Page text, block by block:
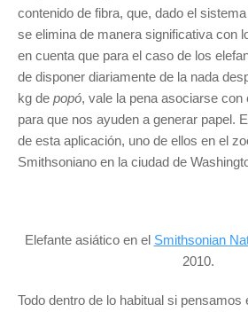
contenido de fibra, que, dado el
se elimina de manera significativa con
en cuenta que para el caso de los
de disponer diariamente de la nada
kg de popó, vale la pena asociarse con
para que nos ayuden a generar papel.
de esta aplicación, uno de ellos en el
Smithsoniano en la ciudad de
Elefante asiático en el Smithsonian
2010.
Todo dentro de lo habitual si pensamos